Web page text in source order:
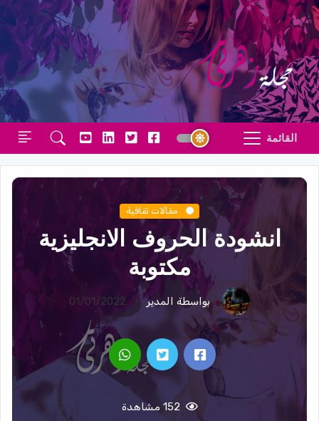
القائمة
مقالات ثقافية
انشودة الحروف الانجليزية
مكتوبة
بواسطة المدير 01/01/2022